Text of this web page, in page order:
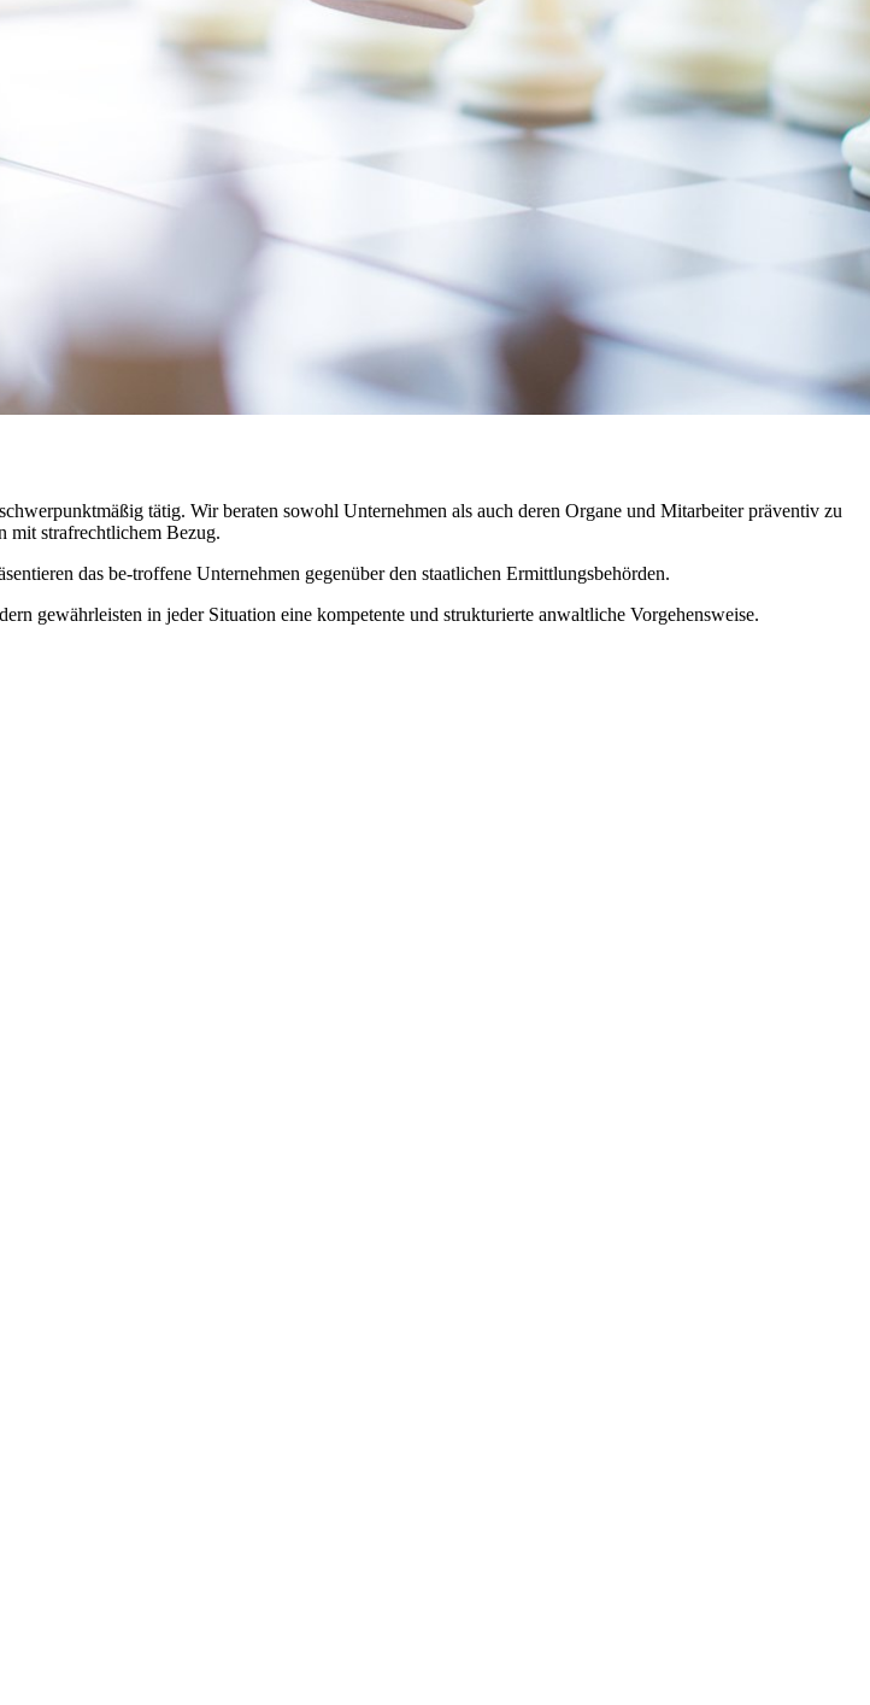
tätig. Wir beraten sowohl Unternehmen als auch deren Organe und Mitarbeiter präventiv zu
mit strafrechtlichem Bezug.
das be-troffene Unternehmen gegenüber den staatlichen Ermittlungsbehörden.
gewährleisten in jeder Situation eine kompetente und strukturierte anwaltliche Vorgehensweise.